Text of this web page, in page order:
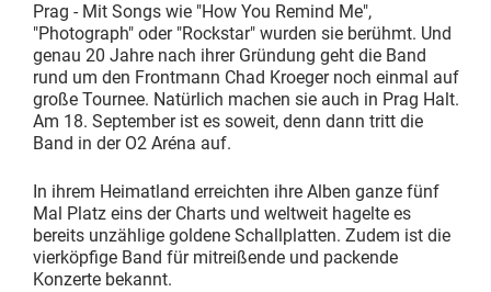
Prag - Mit Songs wie "How You Remind Me",
"Photograph" oder "Rockstar" wurden sie berühmt. Und
genau 20 Jahre nach ihrer Gründung geht die Band
rund um den Frontmann Chad Kroeger noch einmal auf
große Tournee. Natürlich machen sie auch in Prag Halt.
Am 18. September ist es soweit, denn dann tritt die
Band in der O2 Aréna auf.
In ihrem Heimatland erreichten ihre Alben ganze fünf
Mal Platz eins der Charts und weltweit hagelte es
bereits unzählige goldene Schallplatten. Zudem ist die
vierköpfige Band für mitreißende und packende
Konzerte bekannt.